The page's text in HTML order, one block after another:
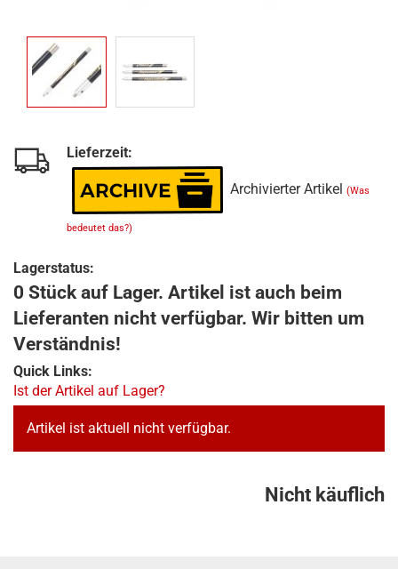
Lieferzeit:
Archivierter Artikel (Was
bedeutet das?)
Lagerstatus:
0 Stück auf Lager. Artikel ist auch beim
Lieferanten nicht verfügbar. Wir bitten um
Verständnis!
Quick Links:
Ist der Artikel auf Lager?
Artikel ist aktuell nicht verfügbar.
Nicht käuflich